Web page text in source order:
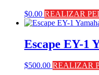
$0.00 REALIZAR
Escape EY-1
$500.00 REALIZAR